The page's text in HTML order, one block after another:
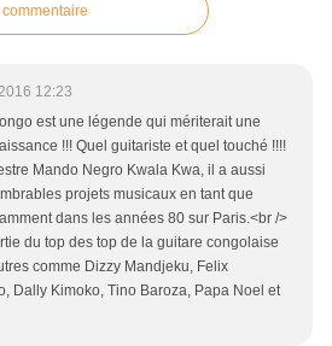
12:23
est une légende qui mériterait une
!!! Quel guitariste et quel touché !!!!
Mando Negro Kwala Kwa, il a aussi
projets musicaux en tant que
dans les années 80 sur Paris.<br />
du top des top de la guitare congolaise
comme Dizzy Mandjeku, Felix
Dally Kimoko, Tino Baroza, Papa Noel et